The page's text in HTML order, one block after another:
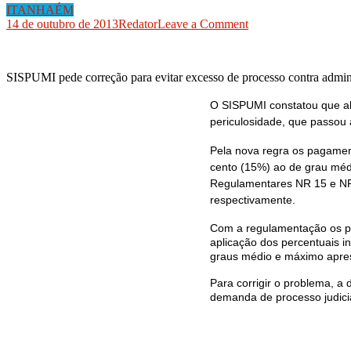
ITANHAÉM
14 de outubro de 2013RedatorLeave a Commenton
no
do
adicional
insalubridade
dos
servidores
Itanhaém
SISPUMI pede correção para evitar excesso de processo contra
O SISPUMI constatou que
periculosidade, que passou
Pela nova regra os
cento (15%) ao de grau
Regulamentares NR 15 e
respectivamente.
Com a regulamentação os
aplicação dos percentuais
graus médio e máximo
Para corrigir o problema, a
demanda de processo